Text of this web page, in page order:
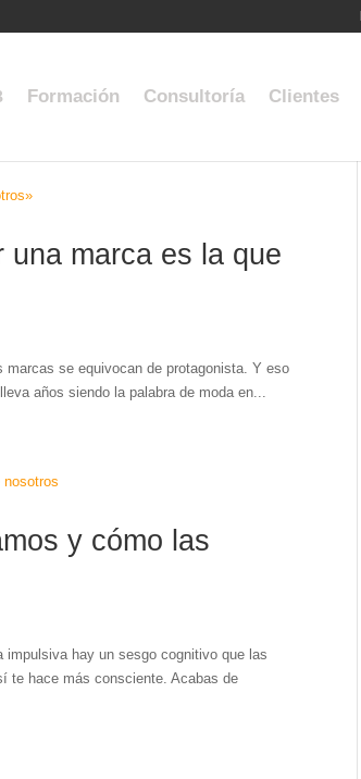
Formación Consultoría Clientes
una marca es la que
marcas se equivocan de protagonista. Y eso
años siendo la palabra de moda en...
y cómo las
impulsiva hay un sesgo cognitivo que las
te hace más consciente. Acabas de